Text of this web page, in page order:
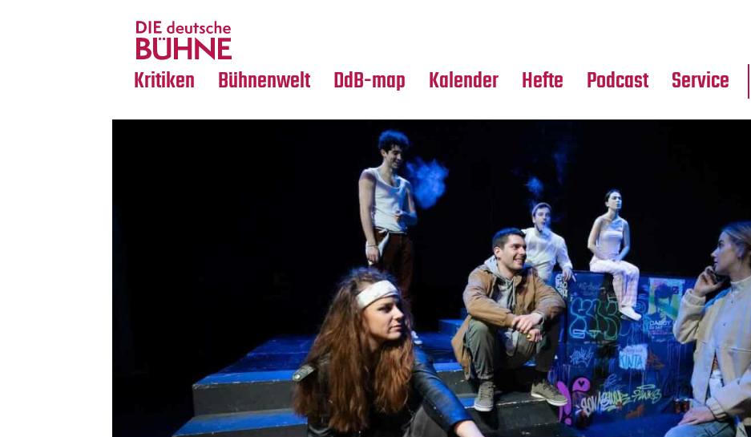
Kritiken
Crossover
Bühnenwelt
Medientipps
DdB-map Kalender Hefte Podcast Service